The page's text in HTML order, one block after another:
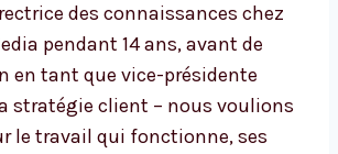
des connaissances chez
pendant 14 ans, avant de
en tant que vice-présidente
stratégie client – ​​nous voulions
le travail qui fonctionne, ses